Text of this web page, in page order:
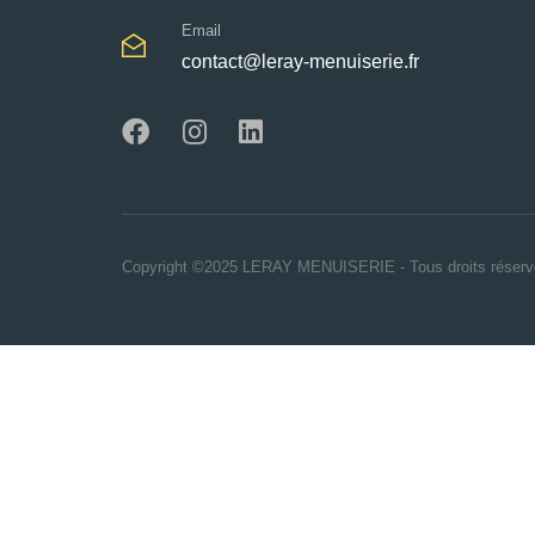
Email
contact@leray-menuiserie.fr
Copyright ©2025 LERAY MENUISERIE - Tous droits